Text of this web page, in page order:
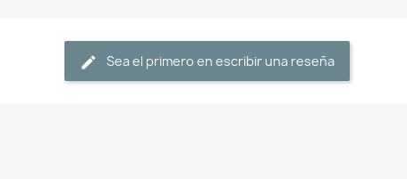
Sea el primero en escribir una reseña